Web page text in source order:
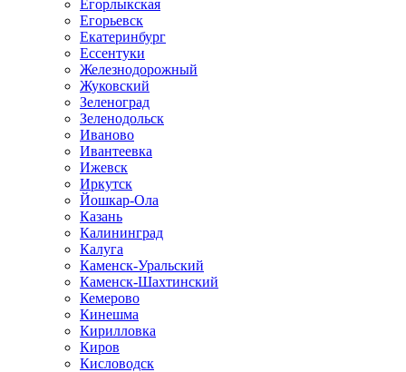
Егорлыкская
Егорьевск
Екатеринбург
Ессентуки
Железнодорожный
Жуковский
Зеленоград
Зеленодольск
Иваново
Ивантеевка
Ижевск
Иркутск
Йошкар-Ола
Казань
Калининград
Калуга
Каменск-Уральский
Каменск-Шахтинский
Кемерово
Кинешма
Кирилловка
Киров
Кисловодск